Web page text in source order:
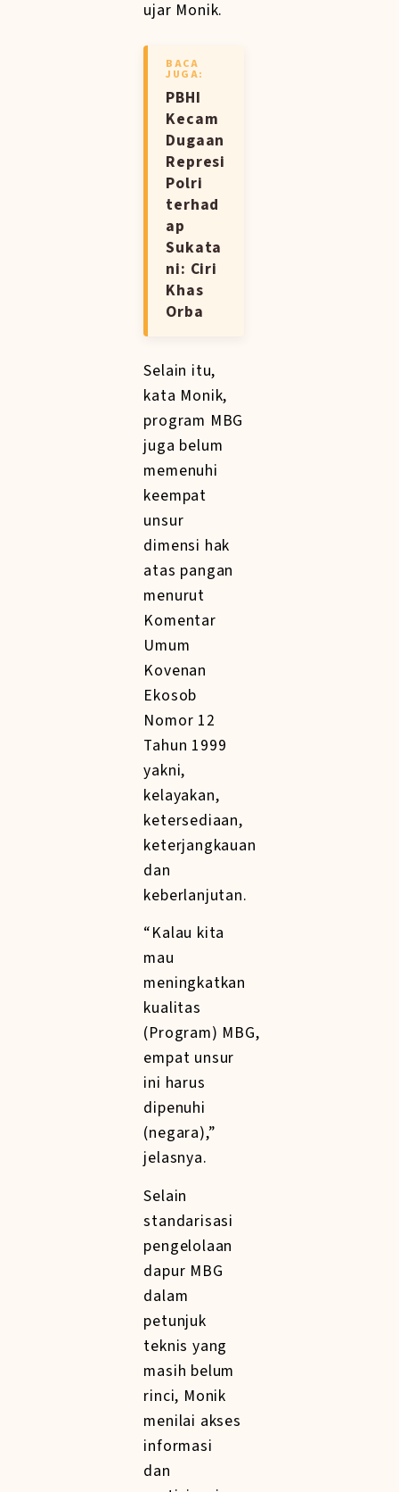
ujar Monik.
BACA
JUGA:
PBHI
Kecam
Dugaan
Represi
Polri
terhad
ap
Sukata
ni: Ciri
Khas
Orba
Selain itu,
kata Monik,
program MBG
juga belum
memenuhi
keempat
unsur
dimensi hak
atas pangan
menurut
Komentar
Umum
Kovenan
Ekosob
Nomor 12
Tahun 1999
yakni,
kelayakan,
ketersediaan,
keterjangkauan
dan
keberlanjutan.
“Kalau kita
mau
meningkatkan
kualitas
(Program) MBG,
empat unsur
ini harus
dipenuhi
(negara),”
jelasnya.
Selain
standarisasi
pengelolaan
dapur MBG
dalam
petunjuk
teknis yang
masih belum
rinci, Monik
menilai akses
informasi
dan